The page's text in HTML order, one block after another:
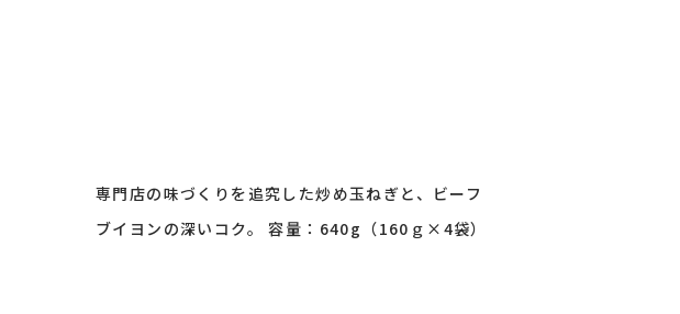
専門店の味づくりを追究した炒め玉ねぎと、ビーフ
ブイヨンの深いコク。 容量：640g（160ｇ×4袋）